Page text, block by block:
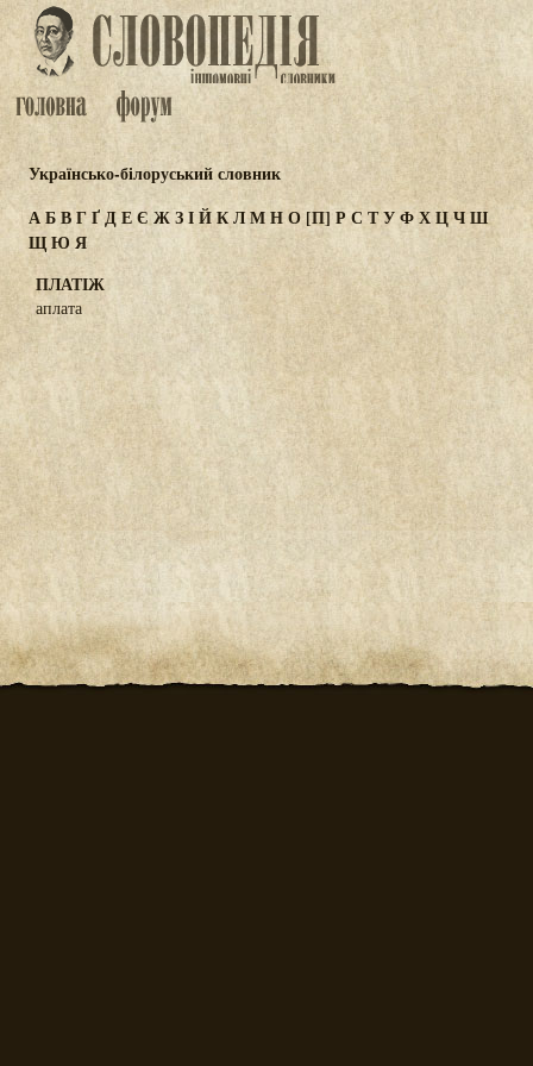
Українсько-білоруський словник
АБВГҐДЕЄ ЖЗІЙКЛМНО[П] Р С ТУФХЦЧШ
ЩЮ Я
ПЛАТІЖ
аплата